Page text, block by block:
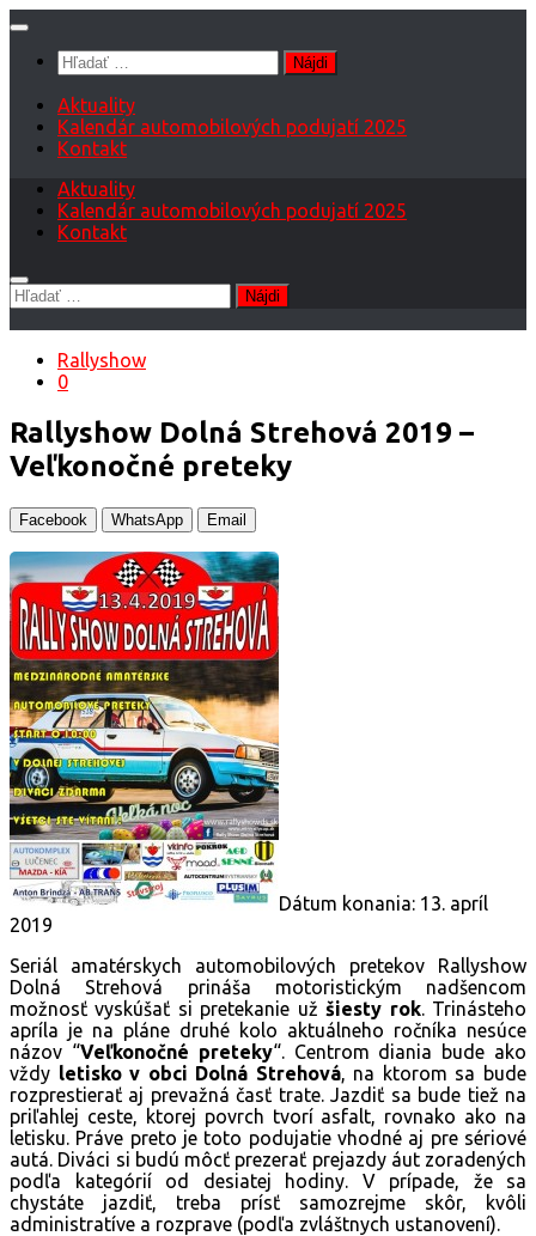
Preskočiť
obsah Hľadať:
Aktuality
Kalendár automobilových podujatí 2025
Kontakt
Aktuality
Kalendár automobilových podujatí 2025
Kontakt
Hľadať:
Rallyshow
0
Rallyshow Dolná Strehová 2019 –
Veľkonočné preteky
Facebook WhatsApp Email
Dátum konania: 13. apríl
2019
Seriál amatérskych automobilových pretekov Rallyshow
Dolná Strehová prináša motoristickým nadšencom
možnosť vyskúšať si pretekanie užšiesty rok. Trinásteho
apríla je na pláne druhé kolo aktuálneho ročníka nesúce
názov “Veľkonočné preteky“. Centrom diania bude ako
vždy letisko v obci Dolná Strehová, na ktorom sa bude
rozprestierať aj prevažná časť trate. Jazdiť sa bude tiež na
priľahlej ceste, ktorej povrch tvorí asfalt, rovnako ako na
letisku. Práve preto je toto podujatie vhodné aj pre sériové
autá. Diváci si budú môcť prezerať prejazdy áut zoradených
podľa kategórií od desiatej hodiny. V prípade, že sa
chystáte jazdiť, treba prísť samozrejme skôr, kvôli
administratíve a rozprave (podľa zvláštnych ustanovení).